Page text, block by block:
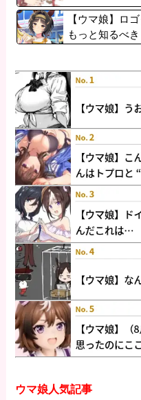
【ウマ娘】ロ
もっと知るべき
ウマ娘人気記事